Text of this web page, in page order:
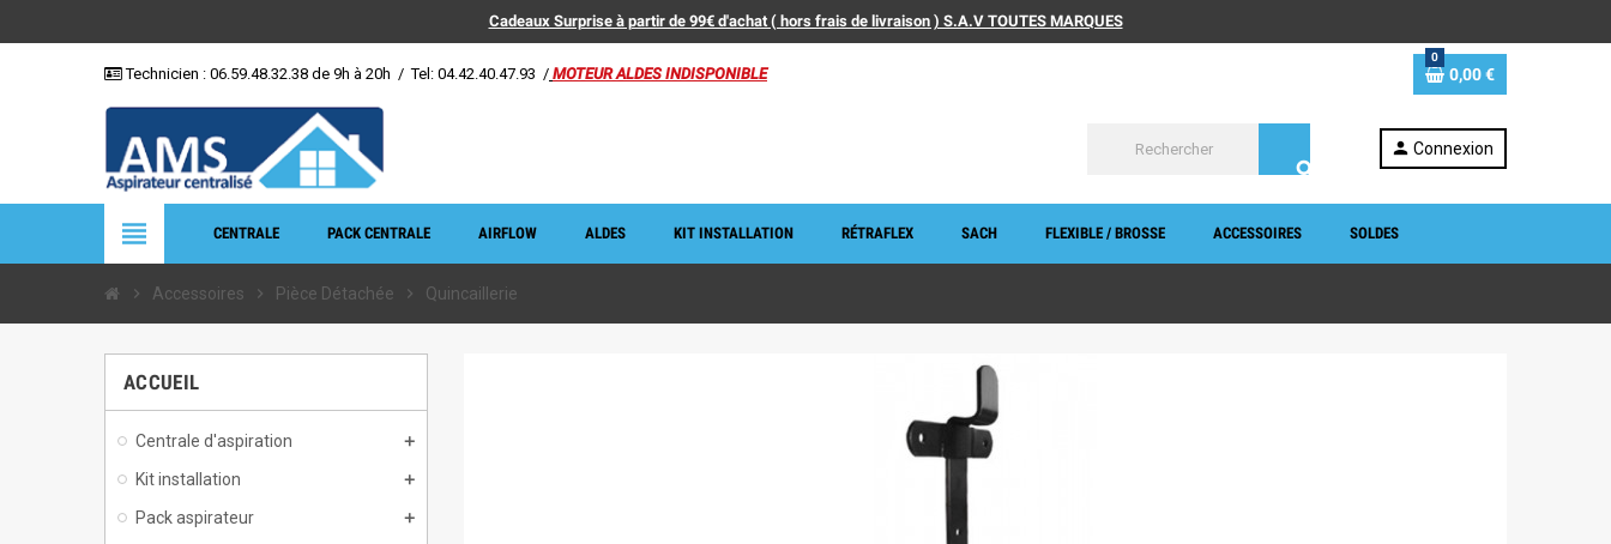
Cadeaux Surprise à partir de 99€ d'achat ( hors frais de livraison ) S.A.V TOUTES MARQUES
Technicien : 06.59.48.32.38 de 9h à 20h / Tel: 04.42.40.47.93 / MOTEUR ALDES INDISPONIBLE
0
0,00 €
search
person Connexion
view_headline CENTRALE PACK CENTRALE AIRFLOW ALDES KIT INSTALLATION RÉTRAFLEX SACH FLEXIBLE / BROSSE ACCESSOIRES SOLDES
chevron_right Accessoires chevron_right Pièce Détachée chevron_right Quincaillerie
ACCUEIL
Centrale d'aspiration
Kit installation
Pack aspirateur